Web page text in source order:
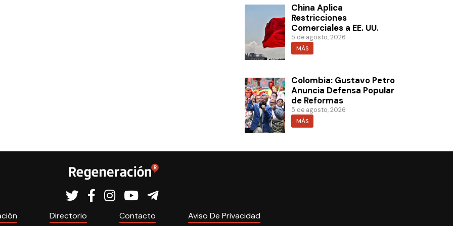
China Aplica
Restricciones
Comerciales a EE. UU.
5 de agosto, 2026
MÁS
Colombia: Gustavo Petro
Anuncia Defensa Popular
de Reformas
5 de agosto, 2026
MÁS
Directorio Contacto Aviso De Privacidad